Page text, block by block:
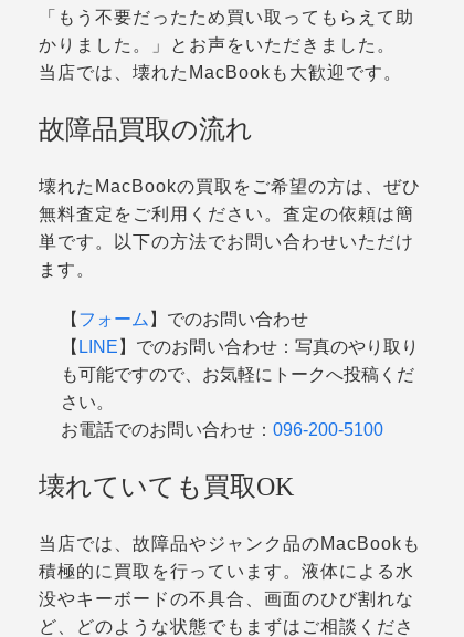
「もう不要だったため買い取ってもらえて助
かりました。」とお声をいただきました。
当店では、壊れたMacBookも大歓迎です。
故障品買取の流れ
壊れたMacBookの買取をご希望の方は、ぜひ
無料査定をご利用ください。査定の依頼は簡
単です。以下の方法でお問い合わせいただけ
ます。
【 フォーム 】でのお問い合わせ
【 LINE 】でのお問い合わせ：写真のやり取り
も可能ですので、お気軽にトークへ投稿くだ
さい。
お電話でのお問い合わせ： 096-200-5100
壊れていても買取OK
当店では、故障品やジャンク品のMacBookも
積極的に買取を行っています。液体による水
没やキーボードの不具合、画面のひび割れな
ど、どのような状態でもまずはご相談くださ